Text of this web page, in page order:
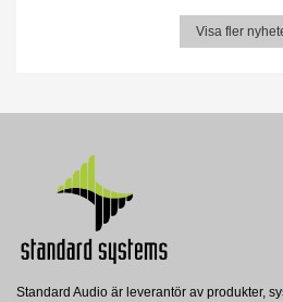
Visa fler
Standard Audio är leverantör av produkter,